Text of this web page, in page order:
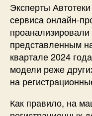
Эксперты
сервиса онлайн-
представленным
квартале 2024
модели реже
на
Как правило, на